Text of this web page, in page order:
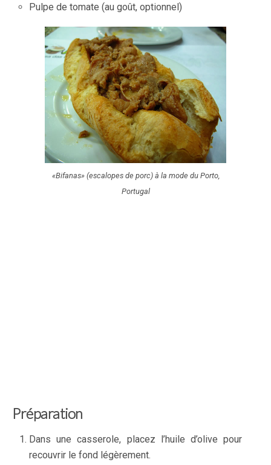
Pulpe de tomate (au goût, optionnel)
«Bifanas» (escalopes de porc) à la mode du Porto,
Portugal
Préparation
Dans une casserole, placez l’huile d’olive pour
recouvrir le fond légèrement.